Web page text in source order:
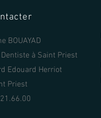
BOUAYAD
à Saint Priest
Edouard Herriot
Priest